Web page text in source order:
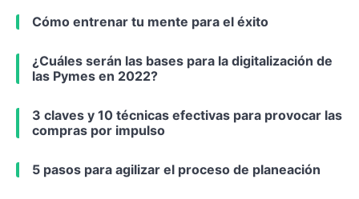
Cómo entrenar tu mente para el éxito
¿Cuáles serán las bases para la digitalización de
las Pymes en 2022?
3 claves y 10 técnicas efectivas para provocar las
compras por impulso
5 pasos para agilizar el proceso de planeación